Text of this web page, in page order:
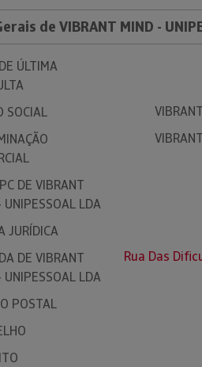
de VIBRANT MIND -
ÚLTIMA
SOCIAL
DE VIBRANT
UNIPESSOAL LDA
JURÍDICA
DE VIBRANT
UNIPESSOAL LDA
Rua Das
POSTAL